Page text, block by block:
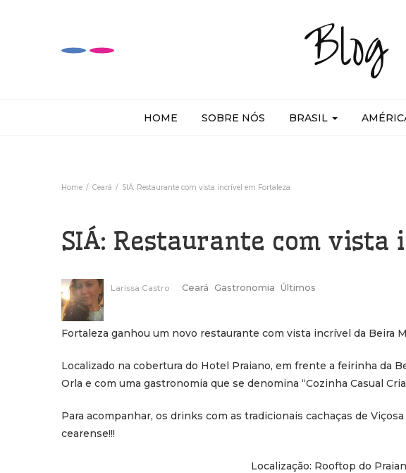
Blog
HOME SOBRE NÓS BRASIL
Home Ceará SIÁ: Restaurante com vista incrível em Fortaleza
SIÁ: Restaurante com
Larissa Castro Ceará Gastronomia Últimos
Fortaleza ganhou um novo restaurante com vista incrível da Beira
Localizado na cobertura do Hotel Praiano, em frente a feirinha da
Orla e com uma gastronomia que se denomina “Cozinha Casual
Para acompanhar, os drinks com as tradicionais cachaças de
cearense!!!
Localização: Rooftop do